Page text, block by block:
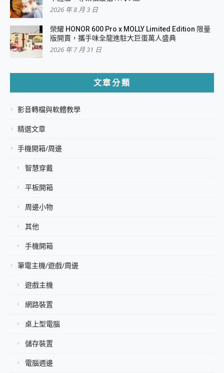
2026 年 8 月 3 日
榮耀 HONOR 600 Pro x MOLLY Limited Edition 限量
版開賣，攜手味全龍進駐大巨蛋萬人盛典
2026 年 7 月 31 日
文章分類
影音轉檔與軟體教學
精選文章
手機開箱/周邊
智慧穿戴
平板開箱
周邊小物
其他
手機開箱
筆電主機/遊戲/周邊
遊戲主機
網路裝置
桌上型電腦
儲存裝置
電腦週邊